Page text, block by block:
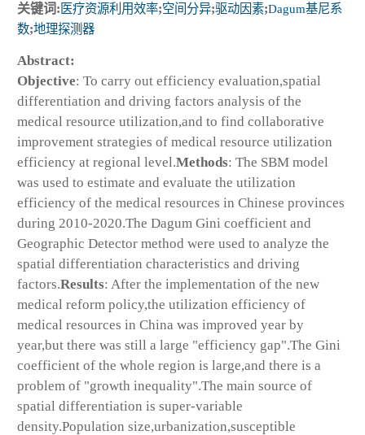
关键词: 医疗资源利用效率;空间分异;驱动因素;Dagum基尼系
数;地理探测器
Abstract:
Objective: To carry out efficiency evaluation,spatial
differentiation and driving factors analysis of the
medical resource utilization,and to find collaborative
improvement strategies of medical resource utilization
efficiency at regional level.Methods: The SBM model
was used to estimate and evaluate the utilization
efficiency of the medical resources in Chinese provinces
during 2010-2020.The Dagum Gini coefficient and
Geographic Detector method were used to analyze the
spatial differentiation characteristics and driving
factors.Results: After the implementation of the new
medical reform policy,the utilization efficiency of
medical resources in China was improved year by
year,but there was still a large "efficiency gap".The Gini
coefficient of the whole region is large,and there is a
problem of "growth inequality".The main source of
spatial differentiation is super-variable
density.Population size,urbanization,susceptible